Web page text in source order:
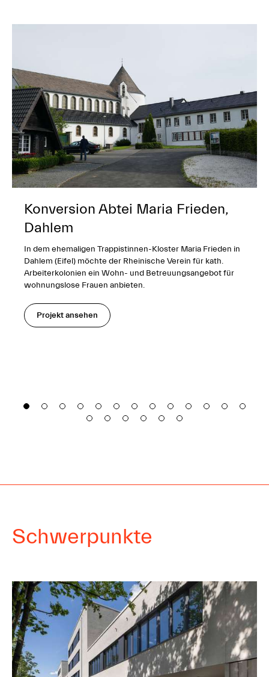
Konversion Abtei Maria Frieden,
Dahlem
In dem ehemaligen Trappistinnen-Kloster Maria Frieden in
Dahlem (Eifel) möchte der Rheinische Verein für kath.
Arbeiterkolonien ein Wohn- und Betreuungsangebot für
wohnungslose Frauen anbieten.
Projekt ansehen
Schwerpunkte